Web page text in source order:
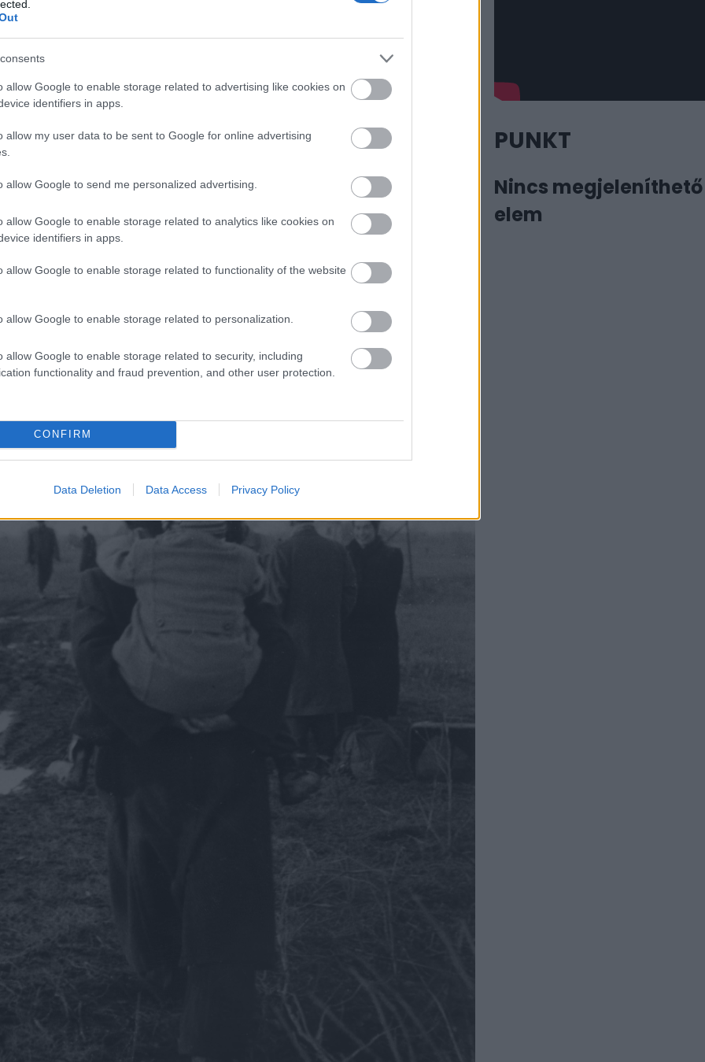
allow Google to enable storage related to advertising like cookies on
identifiers in apps.
allow my user data to be sent to Google for online advertising
allow Google to send me personalized advertising.
allow Google to enable storage related to analytics like cookies on
identifiers in apps.
allow Google to enable storage related to functionality of the website
allow Google to enable storage related to personalization.
allow Google to enable storage related to security, including
functionality and fraud prevention, and other user protection.
CONFIRM
Data Deletion Data Access Privacy Policy
leánytestvére 1945-ben aknára lépett és meghalt, nagyapja házát
bele. „Az új rezsimben mindent elvettek a családomtól. Felsejlett, hogy itt
Egy ideig a Magnumnál laborált és asszisztens volt, ahová Robert Capa
ellopták, azonnal üzent: gyere, van számodra egy Rolleiflexem.”
PUNKT
Nincs megjeleníthető
elem